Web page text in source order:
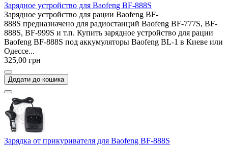
Зарядное устройство для Baofeng BF-888S
Зарядное устройство для рации Baofeng BF-
888S предназначено для радиостанций Baofeng BF-777S, BF-
888S, BF-999S и т.п. Купить зарядное устройство для рации
Baofeng BF-888S под аккумуляторы Baofeng BL-1 в Киеве или
Одессе...
325,00 грн
Додати до кошика
Зарядка от прикуривателя для Baofeng BF-888S